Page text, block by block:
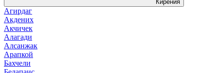
Кирения
Агирдаг
Акдених
Акчичек
Алагади
Алсанжак
Арапкой
Бахчели